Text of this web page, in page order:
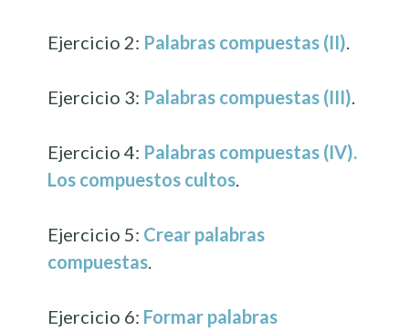
Ejercicio 2: Palabras compuestas (II).
Ejercicio 3: Palabras compuestas (III).
Ejercicio 4: Palabras compuestas (IV).
Los compuestos cultos.
Ejercicio 5: Crear palabras
compuestas.
Ejercicio 6: Formar palabras